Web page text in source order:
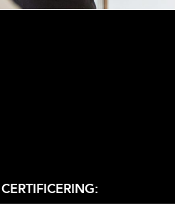
CERTIFICERING: